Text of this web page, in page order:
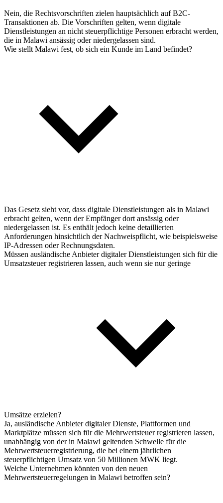
Nein, die Rechtsvorschriften zielen hauptsächlich auf B2C-
Transaktionen ab. Die Vorschriften gelten, wenn digitale
Dienstleistungen an nicht steuerpflichtige Personen erbracht werden,
die in Malawi ansässig oder niedergelassen sind.
Wie stellt Malawi fest, ob sich ein Kunde im Land befindet?
Das Gesetz sieht vor, dass digitale Dienstleistungen als in Malawi
erbracht gelten, wenn der Empfänger dort ansässig oder
niedergelassen ist. Es enthält jedoch keine detaillierten
Anforderungen hinsichtlich der Nachweispflicht, wie beispielsweise
IP-Adressen oder Rechnungsdaten.
Müssen ausländische Anbieter digitaler Dienstleistungen sich für die
Umsatzsteuer registrieren lassen, auch wenn sie nur geringe
Umsätze erzielen?
Ja, ausländische Anbieter digitaler Dienste, Plattformen und
Marktplätze müssen sich für die Mehrwertsteuer registrieren lassen,
unabhängig von der in Malawi geltenden Schwelle für die
Mehrwertsteuerregistrierung, die bei einem jährlichen
steuerpflichtigen Umsatz von 50 Millionen MWK liegt.
Welche Unternehmen könnten von den neuen
Mehrwertsteuerregelungen in Malawi betroffen sein?